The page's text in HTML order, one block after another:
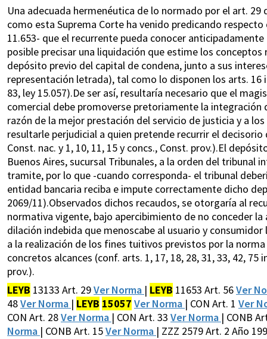
Una adecuada hermenéutica de lo normado por el art.
como esta Suprema Corte ha venido predicando
11.653- que el recurrente pueda conocer
posible precisar una liquidación que estime los
depósito previo del capital de condena, junto a sus
representación letrada), tal como lo disponen los arts. 16
83, ley 15.057).De ser así, resultaría necesario que el
comercial debe promoverse pretoriamente la
razón de la mejor prestación del servicio de justicia y a
resultarle perjudicial a quien pretende recurrir el decisorio
Const. nac. y 1, 10, 11, 15 y concs., Const. prov.).El
Buenos Aires, sucursal Tribunales, a la orden del tribunal
tramite, por lo que -cuando corresponda- el tribunal
entidad bancaria reciba e impute correctamente dicho
2069/11).Observados dichos recaudos, se otorgaría al
normativa vigente, bajo apercibimiento de no conceder
dilación indebida que menoscabe al usuario y
a la realización de los fines tuitivos previstos por la
concretos alcances (conf. arts. 1, 17, 18, 28, 31, 33, 42, 75
prov.).
LEYB 13133 Art. 29Ver Norma | LEYB 11653 Art. 56Ver
48Ver Norma | LEYB 15057 Ver Norma | CON Art. 1 Ver
CON Art. 28Ver Norma | CON Art. 33 Ver Norma | CONB
Norma | CONB Art. 15Ver Norma | ZZZ 2579 Art. 2 Año